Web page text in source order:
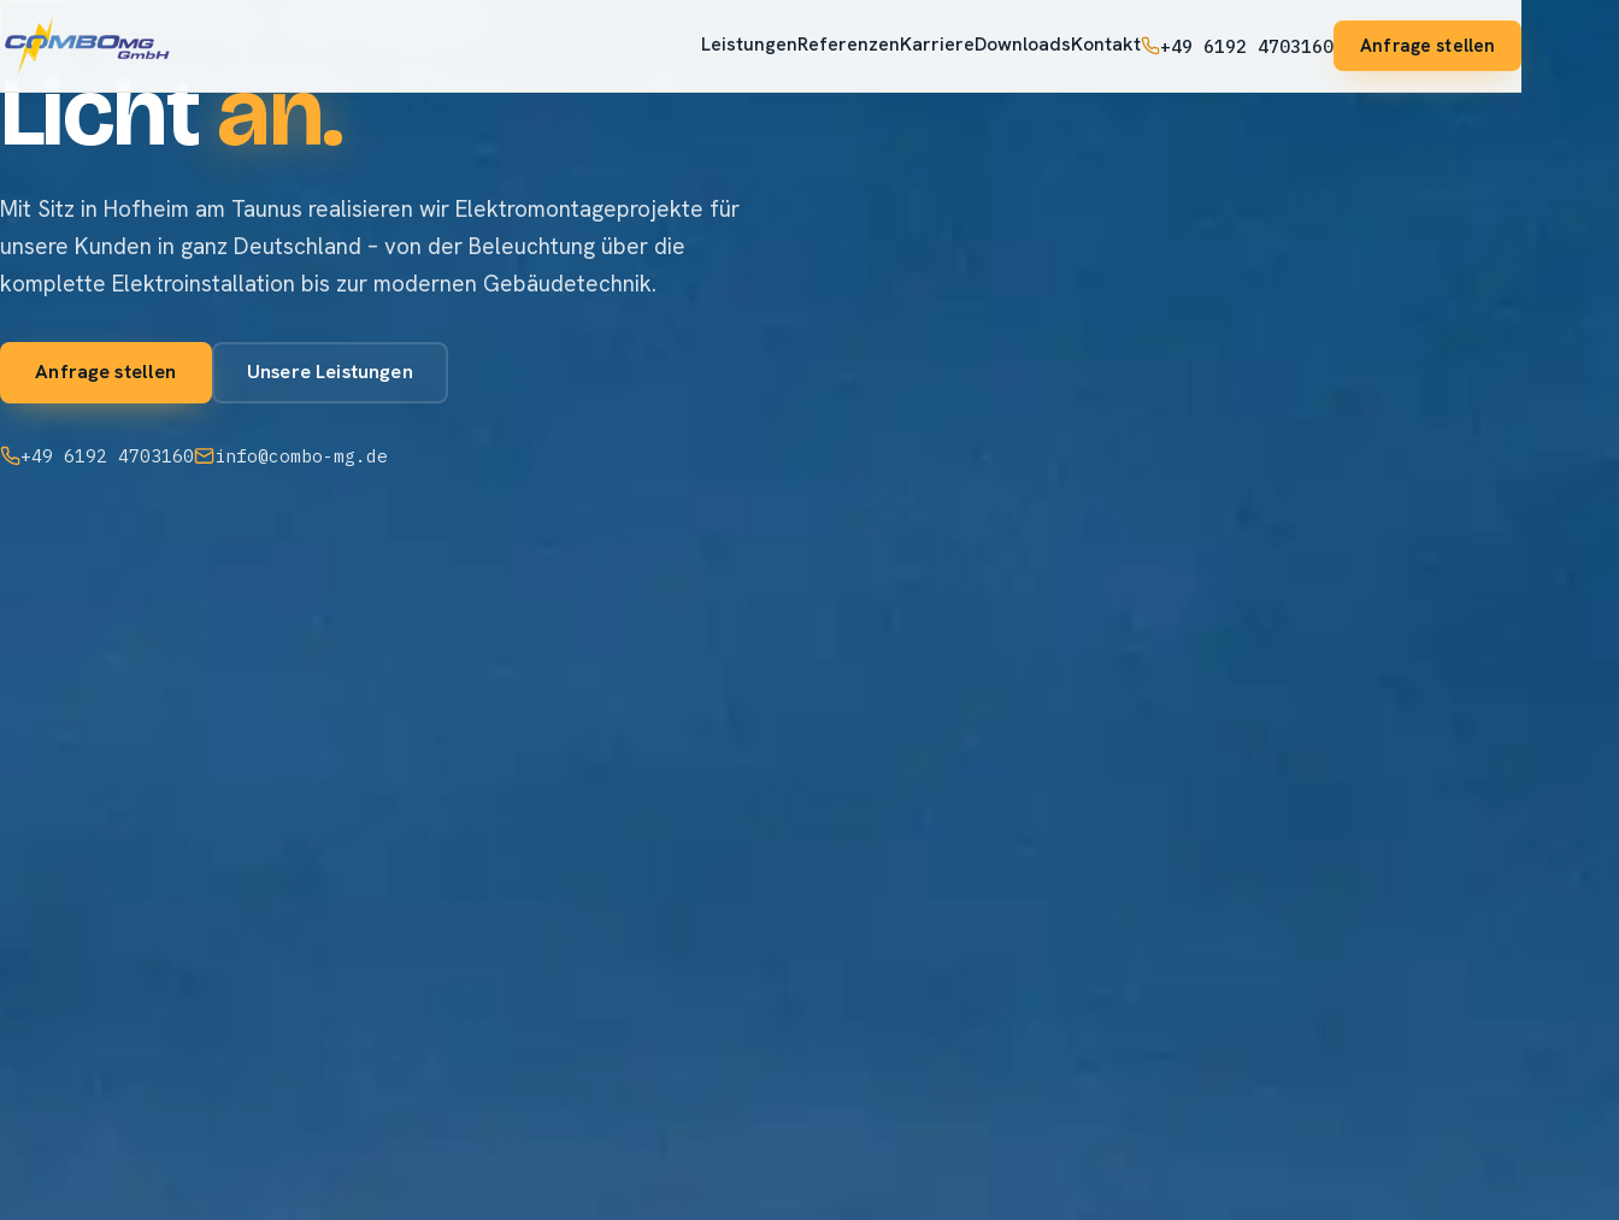
LeistungenReferenzenKarriereDownloadsKontakt +49 6192 4703160 Anfrage stellen
400 V
Lichtan.
Mit Sitz in Hofheim am Taunus realisieren wir Elektromontageprojekte für
unsere Kunden in ganz Deutschland – von der Beleuchtung über die
komplette Elektroinstallation bis zur modernen Gebäudetechnik.
Anfrage stellen Unsere Leistungen
+49 6192 4703160 info@combo-mg.de